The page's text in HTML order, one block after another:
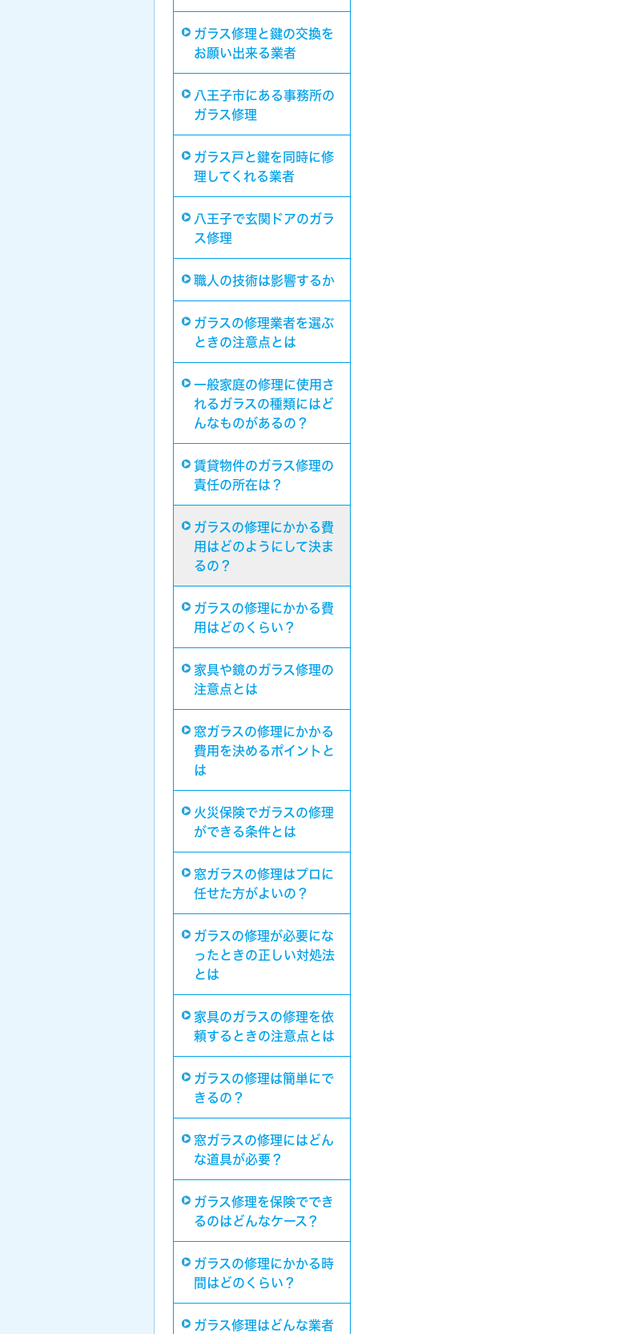
ガラス修理と鍵の交換を
お願い出来る業者
八王子市にある事務所の
ガラス修理
ガラス戸と鍵を同時に修
理してくれる業者
八王子で玄関ドアのガラ
ス修理
職人の技術は影響するか
ガラスの修理業者を選ぶ
ときの注意点とは
一般家庭の修理に使用さ
れるガラスの種類にはど
んなものがあるの？
賃貸物件のガラス修理の
責任の所在は？
ガラスの修理にかかる費
用はどのようにして決ま
るの？
ガラスの修理にかかる費
用はどのくらい？
家具や鏡のガラス修理の
注意点とは
窓ガラスの修理にかかる
費用を決めるポイントと
は
火災保険でガラスの修理
ができる条件とは
窓ガラスの修理はプロに
任せた方がよいの？
ガラスの修理が必要にな
ったときの正しい対処法
とは
家具のガラスの修理を依
頼するときの注意点とは
ガラスの修理は簡単にで
きるの？
窓ガラスの修理にはどん
な道具が必要？
ガラス修理を保険ででき
るのはどんなケース？
ガラスの修理にかかる時
間はどのくらい？
ガラス修理はどんな業者